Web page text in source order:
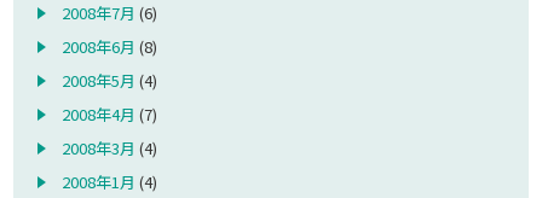
2008年7月 (6)
2008年6月 (8)
2008年5月 (4)
2008年4月 (7)
2008年3月 (4)
2008年1月 (4)